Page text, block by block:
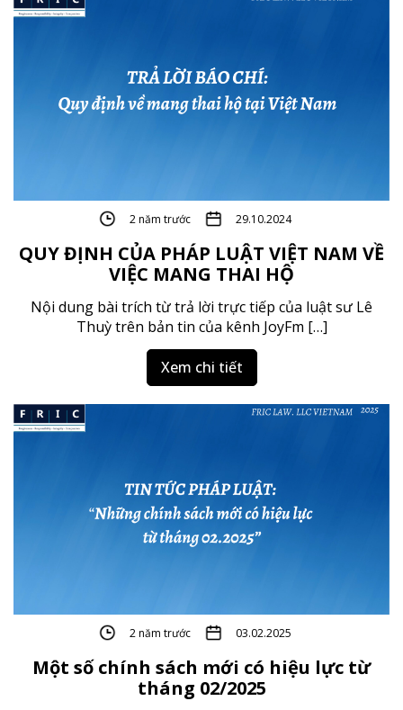
2 năm trước 29.10.2024
QUY ĐỊNH CỦA PHÁP LUẬT VIỆT NAM VỀ
VIỆC MANG THAI HỘ
Nội dung bài trích từ trả lời trực tiếp của luật sư Lê
Thuỳ trên bản tin của kênh JoyFm […]
Xem chi tiết
2 năm trước 03.02.2025
Một số chính sách mới có hiệu lực từ
tháng 02/2025